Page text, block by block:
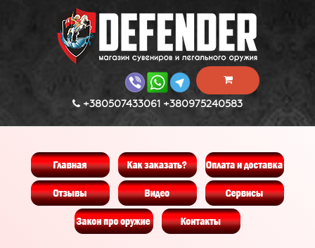
+380507433061 +380975240583